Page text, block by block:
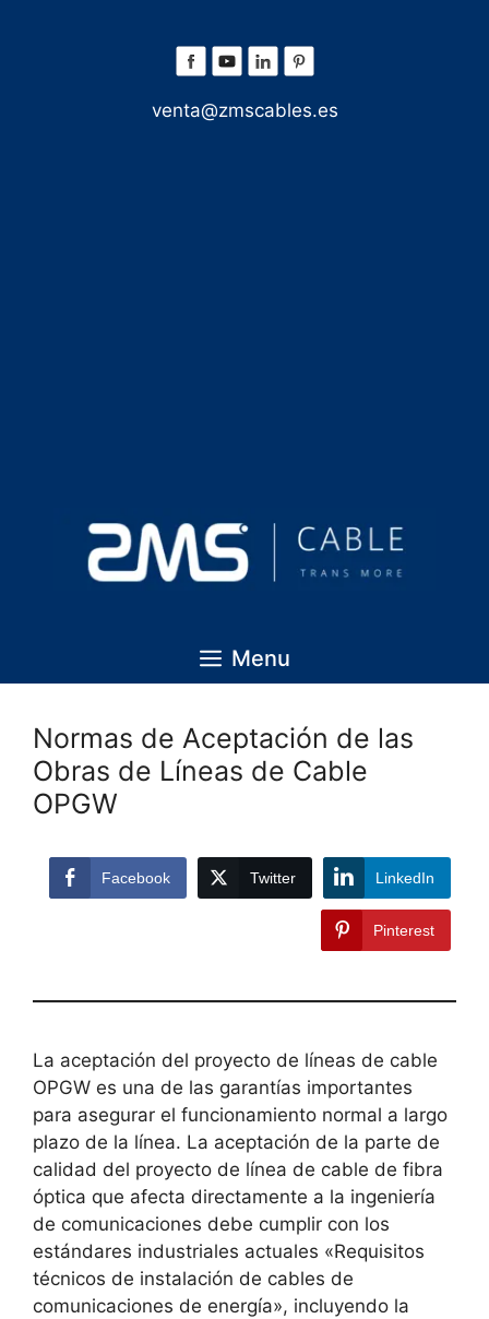
venta@zmscables.es
Menu
Normas de Aceptación de las
Obras de Líneas de Cable
OPGW
Facebook Twitter LinkedIn
Pinterest
La aceptación del proyecto de líneas de cable
OPGW es una de las garantías importantes
para asegurar el funcionamiento normal a largo
plazo de la línea. La aceptación de la parte de
calidad del proyecto de línea de cable de fibra
óptica que afecta directamente a la ingeniería
de comunicaciones debe cumplir con los
estándares industriales actuales «Requisitos
técnicos de instalación de cables de
comunicaciones de energía», incluyendo la